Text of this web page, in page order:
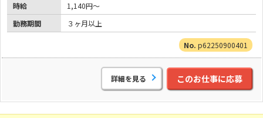
時給
1,140円～
勤務期間
３ヶ月以上
p62250900401
詳細を見る このお仕事に応募